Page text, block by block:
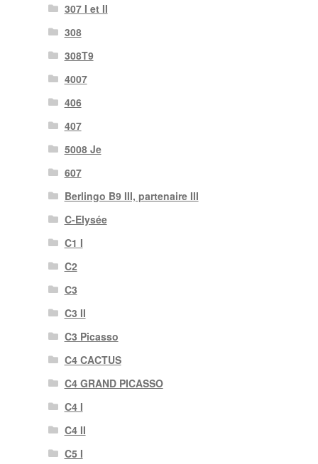
307 I et II
308
308T9
4007
406
407
5008 Je
607
Berlingo B9 III, partenaire III
C-Elysée
C1 I
C2
C3
C3 II
C3 Picasso
C4 CACTUS
C4 GRAND PICASSO
C4 I
C4 II
C5 I